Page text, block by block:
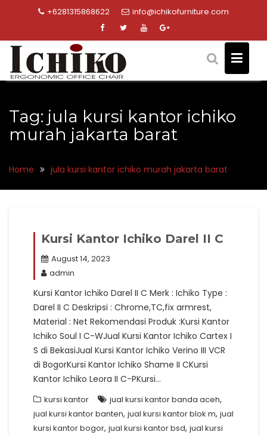
+6281315868622 info@ichikofurniture.com
Tag: jula kursi kantor ichiko
murah jakarta barat
Home jula kursi kantor ichiko murah jakarta barat
Kursi Kantor Ichiko Darel II C
August 14, 2023
admin
Kursi Kantor Ichiko Darel II C Merk : Ichiko Type :
Darel II C Deskripsi : Chrome,TC,fix armrest,
Material : Net Rekomendasi Produk :Kursi Kantor
Ichiko Soul I C-WJual Kursi Kantor Ichiko Cartex I
S di BekasiJual Kursi Kantor Ichiko Verino III VCR
di BogorKursi Kantor Ichiko Shame II CKursi
Kantor Ichiko Leora II C-PKursi…
kursi kantor jual kursi kantor banda aceh,
jual kursi kantor banten, jual kursi kantor blok m, jual
kursi kantor bogor, jual kursi kantor bsd, jual kursi